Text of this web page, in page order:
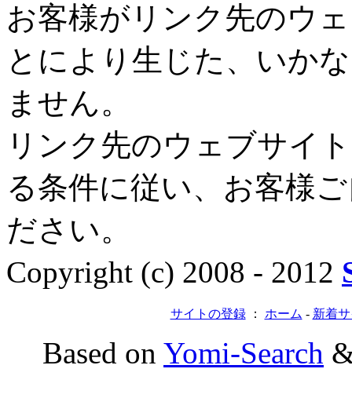
お客様がリンク先のウ
とにより生じた、いか
ません。
リンク先のウェブサイ
る条件に従い、お客様
ださい。
Copyright (c) 2008 - 2012
サイトの登録： ホーム - 新着
Based on Yomi-Search